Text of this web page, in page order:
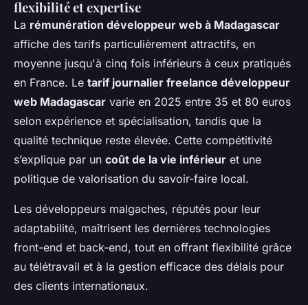
flexibilité et expertise
La rémunération développeur web à Madagascar
affiche des tarifs particulièrement attractifs, en
moyenne jusqu'à cinq fois inférieurs à ceux pratiqués
en France. Le tarif journalier freelance développeur
web Madagascar varie en 2025 entre 35 et 80 euros
selon expérience et spécialisation, tandis que la
qualité technique reste élevée. Cette compétitivité
s’explique par un coût de la vie inférieur et une
politique de valorisation du savoir-faire local.
Les développeurs malgaches, réputés pour leur
adaptabilité, maîtrisent les dernières technologies
front-end et back-end, tout en offrant flexibilité grâce
au télétravail et à la gestion efficace des délais pour
des clients internationaux.